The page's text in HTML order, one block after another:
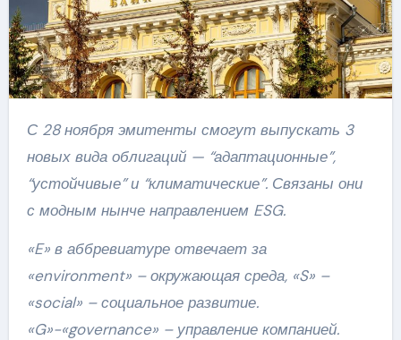
С 28 ноября эмитенты смогут выпускать 3
новых вида облигаций — “адаптационные”,
“устойчивые” и “климатические”. Связаны они
с модным нынче направлением ESG.
«E» в аббревиатуре отвечает за
«environment» – окружающая среда, «S» –
«social» – социальное развитие.
«G»-«governance» – управление компанией.